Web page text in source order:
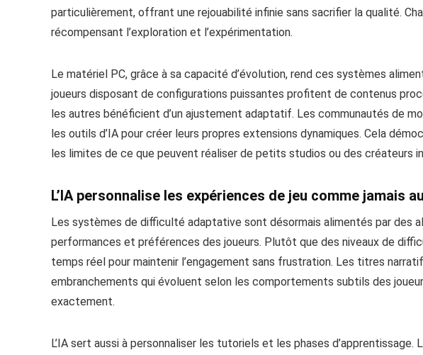
particulièrement, offrant une rejouabilité infinie sans sacrifier la qualité.
récompensant l’exploration et l’expérimentation.
Le matériel PC, grâce à sa capacité d’évolution, rend ces systèmes
joueurs disposant de configurations puissantes profitent de contenus
les autres bénéficient d’un ajustement adaptatif. Les communautés de
les outils d’IA pour créer leurs propres extensions dynamiques. Cela
les limites de ce que peuvent réaliser de petits studios ou des créateurs
L’IA personnalise les expériences de jeu comme jamais
Les systèmes de difficulté adaptative sont désormais alimentés par des
performances et préférences des joueurs. Plutôt que des niveaux de
temps réel pour maintenir l’engagement sans frustration. Les titres
embranchements qui évoluent selon les comportements subtils des
exactement.
L’IA sert aussi à personnaliser les tutoriels et les phases